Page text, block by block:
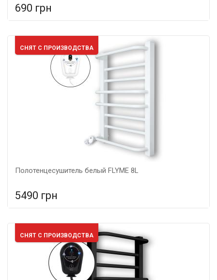
690 грн
Гарантия: 5 лет,
СНЯТ С ПРОИЗВОДСТВА
Полотенцесушитель белый FLYME 8L
5490 грн
Мощность: 160 Вт, Подключение: левое, Цвет: белый,
Размер: 665х490х120,
СНЯТ С ПРОИЗВОДСТВА